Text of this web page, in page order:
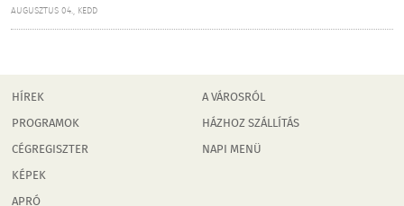
AUGUSZTUS 04., KEDD
HÍREK
PROGRAMOK
CÉGREGISZTER
KÉPEK
APRÓ
A VÁROSRÓL
HÁZHOZ SZÁLLÍTÁS
NAPI MENÜ